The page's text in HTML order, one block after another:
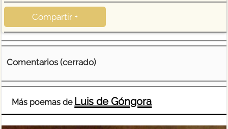
Compartir +
Comentarios (cerrado)
Más poemas de Luis de Góngora